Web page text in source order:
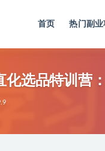
首页 热门副业
化选品特训营